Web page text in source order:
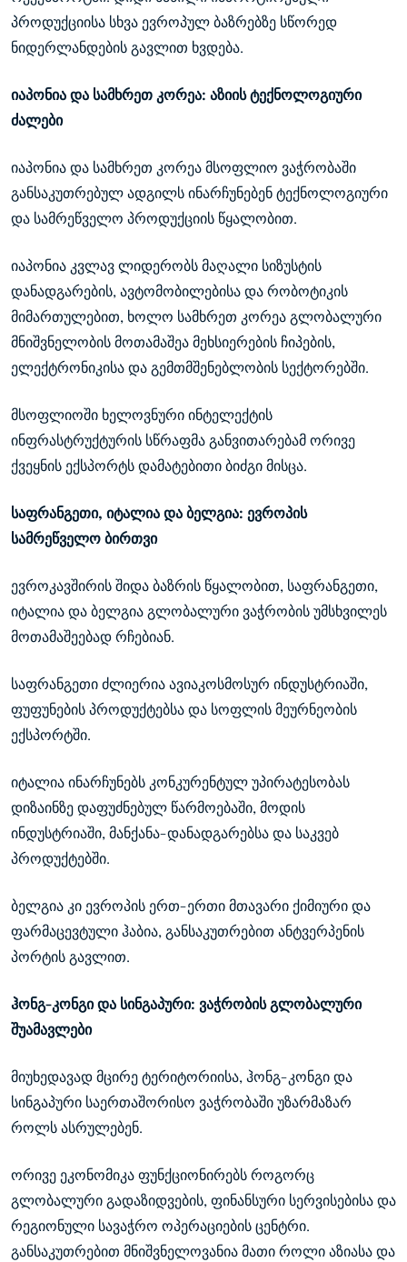
პროდუქციისა სხვა ევროპულ ბაზრებზე სწორედ
ნიდერლანდების გავლით ხვდება.
იაპონია და სამხრეთ კორეა: აზიის ტექნოლოგიური
ძალები
იაპონია და სამხრეთ კორეა მსოფლიო ვაჭრობაში
განსაკუთრებულ ადგილს ინარჩუნებენ ტექნოლოგიური
და სამრეწველო პროდუქციის წყალობით.
იაპონია კვლავ ლიდერობს მაღალი სიზუსტის
დანადგარების, ავტომობილებისა და რობოტიკის
მიმართულებით, ხოლო სამხრეთ კორეა გლობალური
მნიშვნელობის მოთამაშეა მეხსიერების ჩიპების,
ელექტრონიკისა და გემთმშენებლობის სექტორებში.
მსოფლიოში ხელოვნური ინტელექტის
ინფრასტრუქტურის სწრაფმა განვითარებამ ორივე
ქვეყნის ექსპორტს დამატებითი ბიძგი მისცა.
საფრანგეთი, იტალია და ბელგია: ევროპის
სამრეწველო ბირთვი
ევროკავშირის შიდა ბაზრის წყალობით, საფრანგეთი,
იტალია და ბელგია გლობალური ვაჭრობის უმსხვილეს
მოთამაშეებად რჩებიან.
საფრანგეთი ძლიერია ავიაკოსმოსურ ინდუსტრიაში,
ფუფუნების პროდუქტებსა და სოფლის მეურნეობის
ექსპორტში.
იტალია ინარჩუნებს კონკურენტულ უპირატესობას
დიზაინზე დაფუძნებულ წარმოებაში, მოდის
ინდუსტრიაში, მანქანა-დანადგარებსა და საკვებ
პროდუქტებში.
ბელგია კი ევროპის ერთ-ერთი მთავარი ქიმიური და
ფარმაცევტული ჰაბია, განსაკუთრებით ანტვერპენის
პორტის გავლით.
ჰონგ-კონგი და სინგაპური: ვაჭრობის გლობალური
შუამავლები
მიუხედავად მცირე ტერიტორიისა, ჰონგ-კონგი და
სინგაპური საერთაშორისო ვაჭრობაში უზარმაზარ
როლს ასრულებენ.
ორივე ეკონომიკა ფუნქციონირებს როგორც
გლობალური გადაზიდვების, ფინანსური სერვისებისა და
რეგიონული სავაჭრო ოპერაციების ცენტრი.
განსაკუთრებით მნიშვნელოვანია მათი როლი აზიასა და